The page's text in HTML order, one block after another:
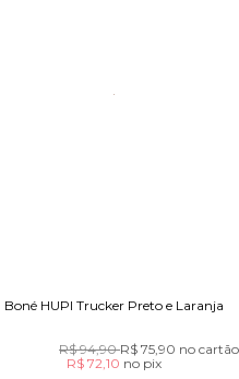
Boné HUPI Trucker Preto e Laranja
R$ 94,90R$ 75,90 no cartão
R$ 72,10 no pix